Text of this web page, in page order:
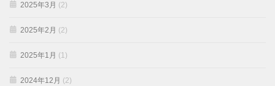
2025年3月 (2)
2025年2月 (2)
2025年1月 (1)
2024年12月 (2)